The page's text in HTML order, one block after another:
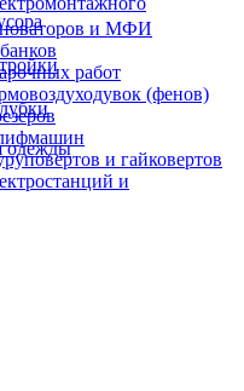
и МФИ
работ
(фенов)
и гайковертов
и
одежды